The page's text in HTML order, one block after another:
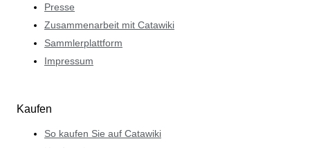
Presse
Zusammenarbeit mit Catawiki
Sammlerplattform
Impressum
Kaufen
So kaufen Sie auf Catawiki